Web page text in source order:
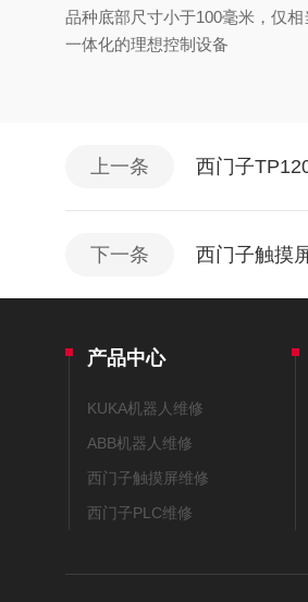
品种底部尺寸小于100毫米，仅
一体化的理想控制设备
上一条 西门子
下一条 西门子触摸
产品中心
KUKA机器人维修
ABB机器人维修
西门子触摸屏维修
西门子PLC维修